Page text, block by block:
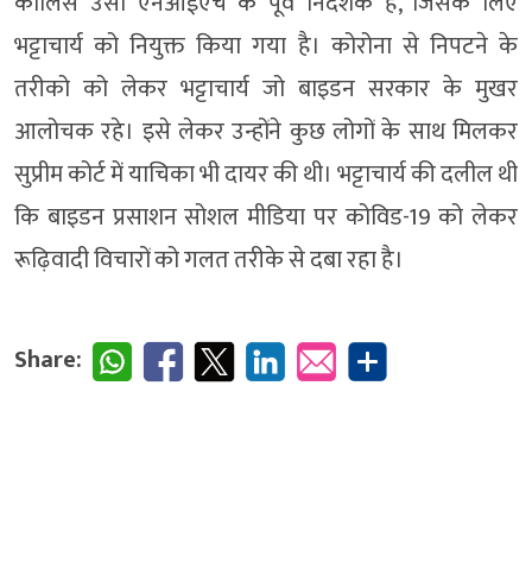
भट्टाचार्य को नियुक्त किया गया है। कोरोना से निपटने के
तरीको को लेकर भट्टाचार्य जो बाइडन सरकार के मुखर
आलोचक रहे। इसे लेकर उन्होंने कुछ लोगों के साथ मिलकर
सुप्रीम कोर्ट में याचिका भी दायर की थी। भट्टाचार्य की दलील थी
कि बाइडन प्रसाशन सोशल मीडिया पर कोविड-19 को लेकर
रूढ़िवादी विचारों को गलत तरीके से दबा रहा है।
Share: